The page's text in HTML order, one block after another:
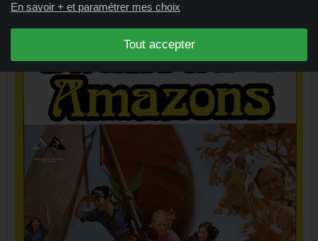
En savoir + et paramétrer mes choix
Tout accepter